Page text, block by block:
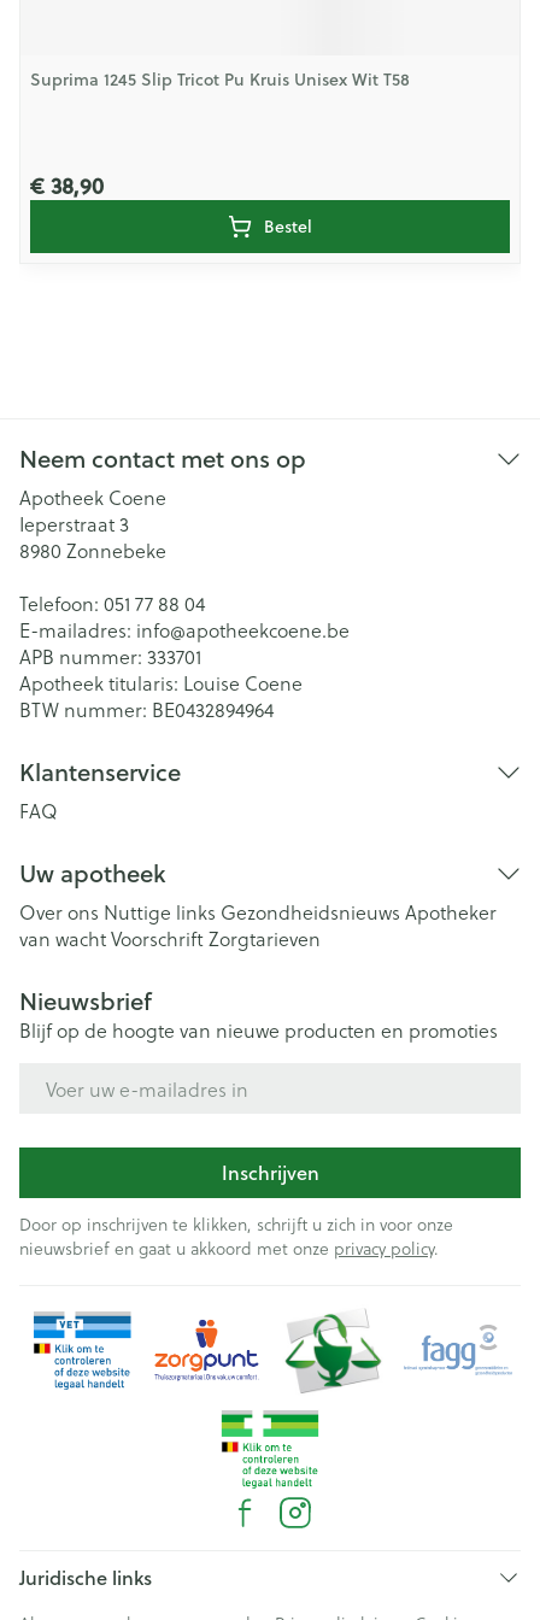
Suprima 1245 Slip Tricot Pu Kruis Unisex Wit T58
€ 38,90
Bestel
Neem contact met ons op
Apotheek Coene
Ieperstraat 3
8980 Zonnebeke
Telefoon: 051 77 88 04
E-mailadres: info@apotheekcoene.be
APB nummer: 333701
Apotheek titularis: Louise Coene
BTW nummer: BE0432894964
Klantenservice
FAQ
Uw apotheek
Over ons Nuttige links Gezondheidsnieuws Apotheker
van wachtVoorschriftZorgtarieven
Nieuwsbrief
Blijf op de hoogte van nieuwe producten en promoties
Inschrijven
Door op inschrijven te klikken, schrijft u zich in voor onze
nieuwsbrief en gaat u akkoord met onze privacy policy.
Juridische links